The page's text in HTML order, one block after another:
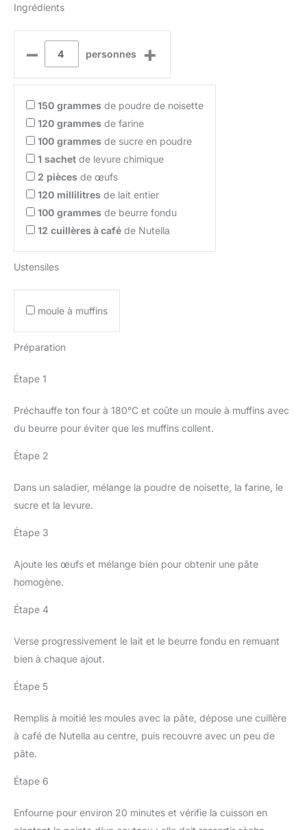
Ingrédients
– personnes +
150 grammes de poudre de noisette
120 grammes de farine
100 grammes de sucre en poudre
1 sachet de levure chimique
2 pièces de œufs
120 millilitres de lait entier
100 grammes de beurre fondu
12 cuillères à café de Nutella
Ustensiles
moule à muffins
Préparation
Étape 1
Préchauffe ton four à 180°C et coûte un moule à muffins avec
du beurre pour éviter que les muffins collent.
Étape 2
Dans un saladier, mélange la poudre de noisette, la farine, le
sucre et la levure.
Étape 3
Ajoute les œufs et mélange bien pour obtenir une pâte
homogène.
Étape 4
Verse progressivement le lait et le beurre fondu en remuant
bien à chaque ajout.
Étape 5
Remplis à moitié les moules avec la pâte, dépose une cuillère
à café de Nutella au centre, puis recouvre avec un peu de
pâte.
Étape 6
Enfourne pour environ 20 minutes et vérifie la cuisson en